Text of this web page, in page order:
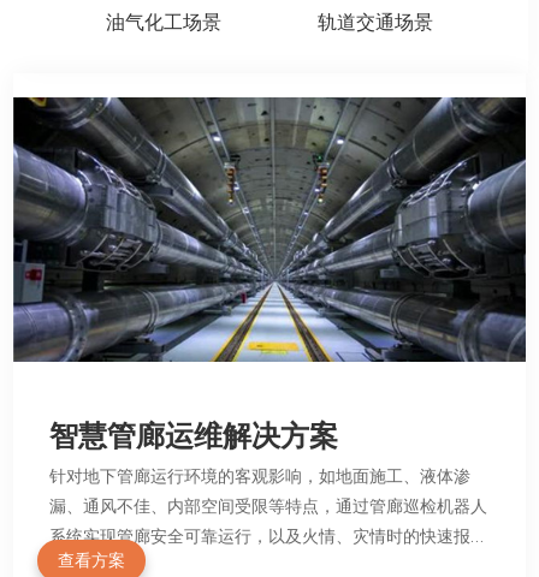
油气化工场景 轨道交通场景
智慧管廊运维解决方案
针对地下管廊运行环境的客观影响，如地面施工、液体渗
漏、通风不佳、内部空间受限等特点，通过管廊巡检机器人
系统实现管廊安全可靠运行，以及火情、灾情时的快速报
警。
查看方案